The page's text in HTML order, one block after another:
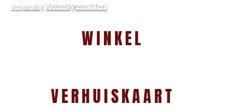
Verjaardag Wereldgerechten
WINKEL
VERHUISKAART